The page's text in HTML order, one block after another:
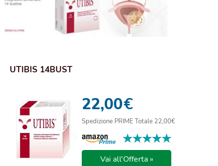
UTIBIS 14BUST
22,00€
Spedizione PRIME Totale 22,00€
★★★★★
★★★★★
Vai all'Offerta »